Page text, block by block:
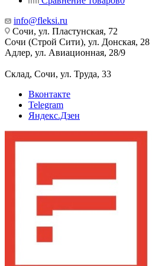
info@fleksi.ru
Сочи, ул. Пластунская, 72
Сочи (Строй Сити), ул. Донская, 28
Адлер, ул. Авиационная, 28/9
Склад, Сочи, ул. Труда, 33
Вконтакте
Telegram
Яндекс.Дзен